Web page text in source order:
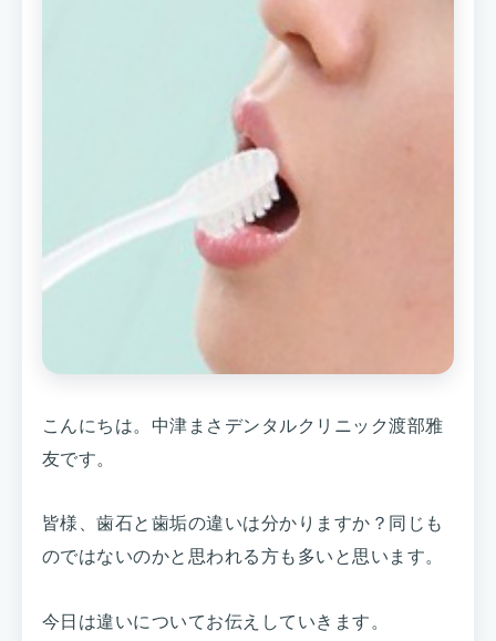
こんにちは。中津まさデンタルクリニック渡部雅
友です。
皆様、歯石と歯垢の違いは分かりますか？同じも
のではないのかと思われる方も多いと思います。
今日は違いについてお伝えしていきます。